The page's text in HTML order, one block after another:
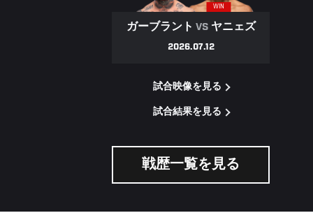
WIN
ガーブラント VS ヤニェズ
2026.07.12
試合映像を見る
試合結果を見る
戦歴一覧を見る